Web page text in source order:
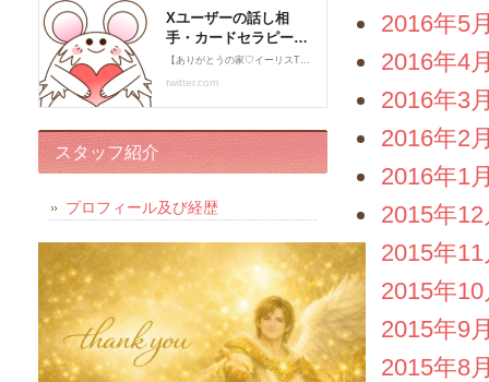
2016年5
2016年4
2016年3
2016年2
2016年1
2015年12
2015年11
2015年10
2015年9
2015年8
スタッフ紹介
プロフィール及び経歴